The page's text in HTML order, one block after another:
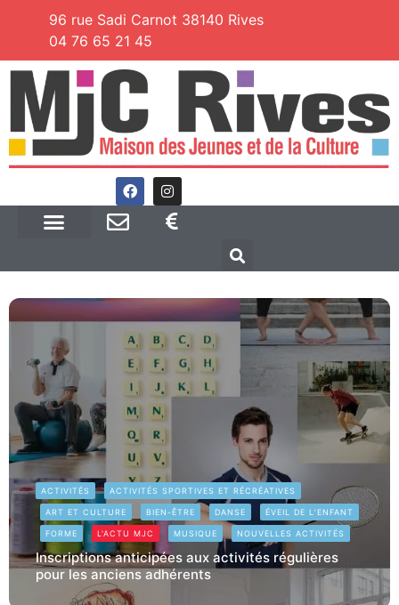
96 rue Sadi Carnot 38140 Rives
04 76 65 21 45
ACTIVITÉS ACTIVITÉS SPORTIVES ET RÉCRÉATIVES
ART ET CULTURE BIEN-ÊTRE DANSE ÉVEIL DE L’ENFANT
FORME L'ACTU MJC MUSIQUE NOUVELLES ACTIVITÉS
Inscriptions anticipées aux activités régulières
pour les anciens adhérents